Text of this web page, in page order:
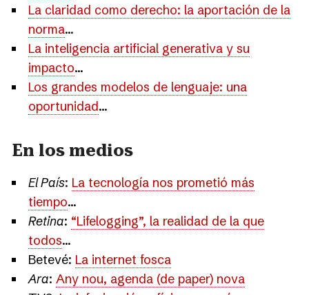
La claridad como derecho: la aportación de la
norma...
La inteligencia artificial generativa y su
impacto...
Los grandes modelos de lenguaje: una
oportunidad...
En los medios
El País: La tecnología nos prometió más
tiempo...
Retina: “Lifelogging”, la realidad de la que
todos...
Betevé: La internet fosca
Ara: Any nou, agenda (de paper) nova